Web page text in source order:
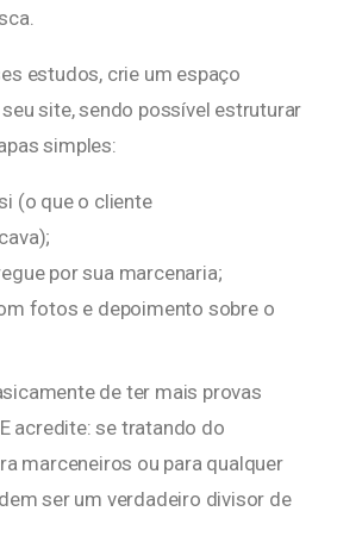
estudos, crie um espaço
site, sendo possível estruturar
simples:
(o que o cliente
por sua marcenaria;
fotos e depoimento sobre o
de ter mais provas
acredite: se tratando do
marceneiros ou para qualquer
ser um verdadeiro divisor de